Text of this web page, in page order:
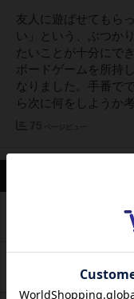
友人に遊ばせてもら
い」という、ぶつか
たいことが十分にで
ボードゲームを所持
なりました。手番で
ら次に何をしようか
2026年3月29日 14時30分の投稿